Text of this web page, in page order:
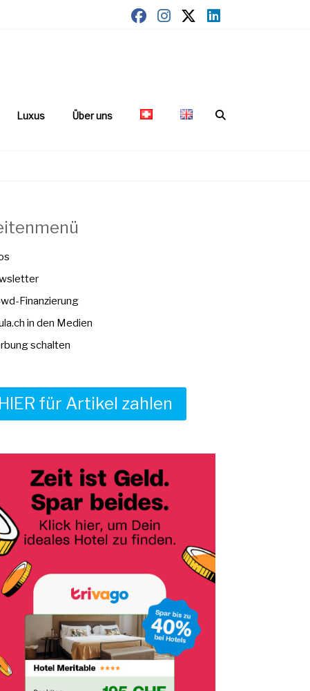
Luxus Über uns
Finanzierung
in den Medien
schalten
HIER für Artikel zahlen